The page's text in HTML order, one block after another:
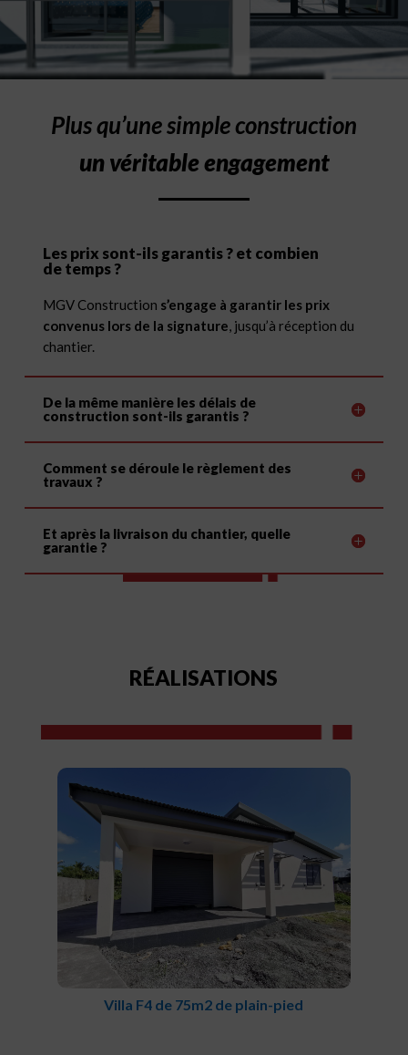
Plus qu’une simple construction
un véritable engagement
Les prix sont-ils garantis ? et combien
de temps ?
MGV Construction s’engage à garantir les prix
convenus lors de la signature, jusqu’à réception du
chantier.
De la même manière les délais de
construction sont-ils garantis ?
Comment se déroule le règlement des
travaux ?
Et après la livraison du chantier, quelle
garantie ?
RÉALISATIONS
Villa F4 de 75m2 de plain-pied